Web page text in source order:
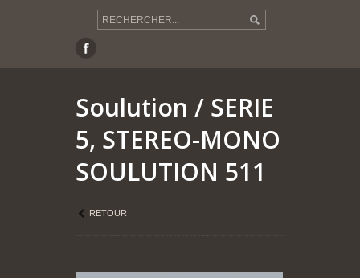
Soulution / SERIE
5, STEREO-MONO
SOULUTION 511
RETOUR